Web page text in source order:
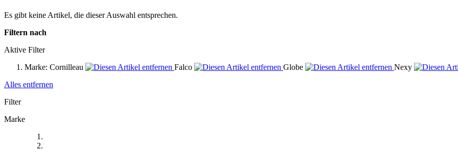
Es gibt keine Artikel, die dieser Auswahl entsprechen.
Filtern nach
Aktive Filter
Marke: Cornilleau Falco Globe
Nexy
Alles entfernen
Filter
Marke